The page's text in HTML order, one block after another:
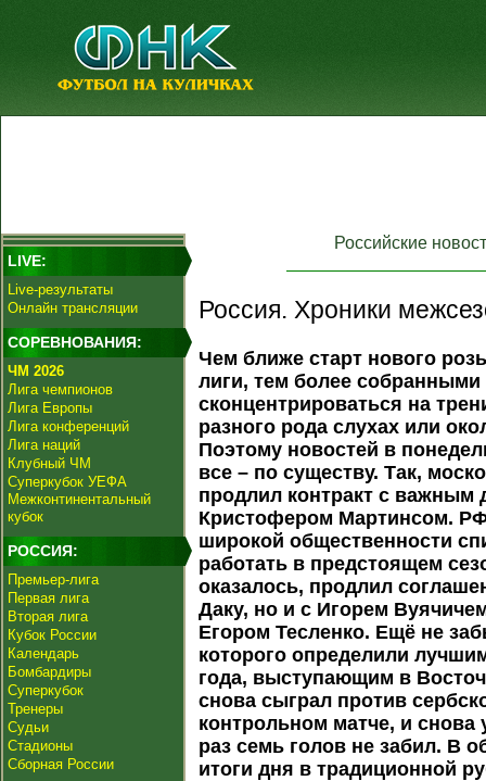
LIVE:
Live-результаты
Онлайн трансляции
СОРЕВНОВАНИЯ:
ЧМ 2026
Лига чемпионов
Лига Европы
Лига конференций
Лига наций
Клубный ЧМ
Суперкубок УЕФА
Межконтинентальный
кубок
РОССИЯ:
Премьер-лига
Первая лига
Вторая лига
Кубок России
Календарь
Бомбардиры
Суперкубок
Тренеры
Судьи
Стадионы
Сборная России
Российские
Россия. Хроники
Чем ближе старт нового
лиги, тем более
сконцентрироваться на
разного рода слухах или
Поэтому новостей в
все – по существу. Так,
продлил контракт с важным
Кристофером Мартинсом.
широкой общественности
работать в предстоящем
оказалось, продлил
Даку, но и с Игорем
Егором Тесленко. Ещё не
которого определили
года, выступающим в
снова сыграл против
контрольном матче, и снова
раз семь голов не забил. В
итоги дня в традиционной